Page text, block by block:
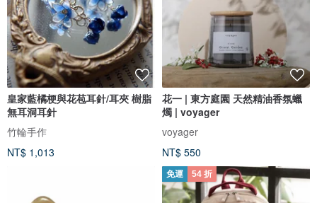
皇家藍橘梗與花苞耳針/耳夾 樹脂
無耳洞耳針
竹輪手作
NT$ 1,013
花一 | 東方庭園 天然精油香氛蠟
燭 | voyager
voyager
NT$ 550
免運 54 折